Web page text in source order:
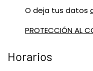
O deja tus datos
PROTECCIÓN AL
Horarios